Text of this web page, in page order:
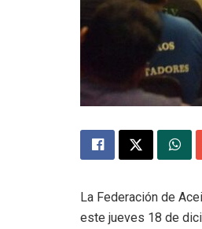
La Federación de
este jueves 18 de